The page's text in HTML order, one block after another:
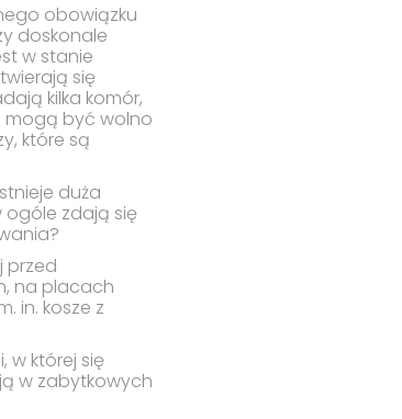
obowiązku
doskonale
w stanie
się
kilka komór,
mogą być wolno
które są
duża
ogóle zdają się
przed
na placach
in. kosze z
w której się
w zabytkowych